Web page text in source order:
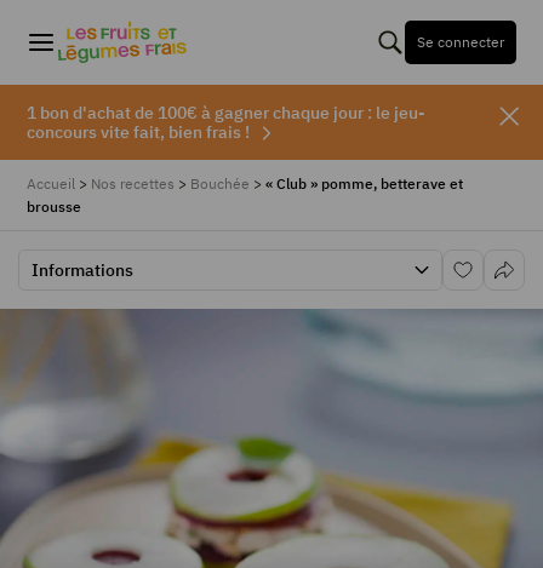
Se connecter
1 bon d'achat de 100€ à gagner chaque jour : le jeu-
concours vite fait, bien frais !
Accueil > Nos recettes > Bouchée > « Club » pomme, betterave et
brousse
Informations